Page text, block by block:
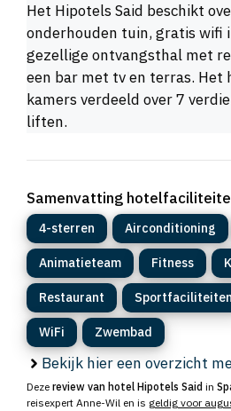
Het Hipotels Said beschikt
onderhouden tuin, gratis wifi
gezellige ontvangsthal met
een bar met tv en terras. Het
kamers verdeeld over 7
liften.
Samenvatting
4-sterren Airconditioning
Animatieteam Fitness
Restaurant Sportfaciliteiten
WiFi Zwembad
Bekijk hier een overzicht
Deze review van hotel Hipotels Said in
reisexpert Anne-Wil en is geldig voor